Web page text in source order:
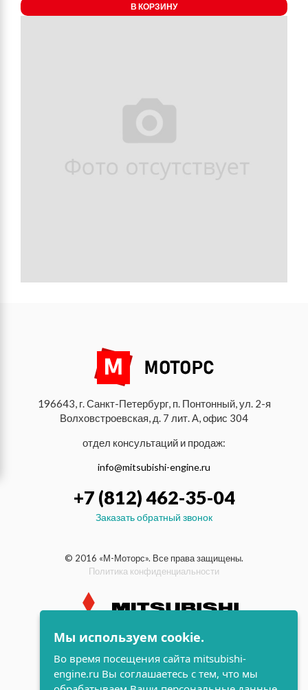
В КОРЗИНУ
196643, г. Санкт-Петербург, п. Понтонный, ул. 2-я
Волховстроевская, д. 7 лит. А, офис 304
отдел консультаций и продаж:
info@mitsubishi-engine.ru
+7 (812) 462-35-04
Заказать обратный звонок
© 2016 «М-Моторс». Все права защищены.
Политика конфиденциальности
индустриальные и морские
дизельные двигатели Mitsubishi
Мы используем cookie.
Во время посещения сайта mitsubishi-
engine.ru Вы соглашаетесь с тем, что мы